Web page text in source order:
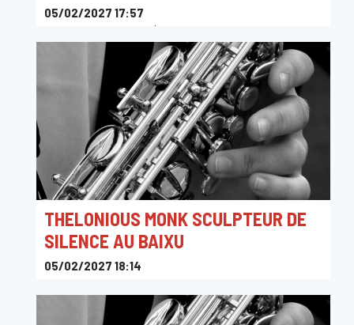
05/02/2027 17:57
Rue de la Gare 3, 5310 Éghezée
THELONIOUS MONK SCULPTEUR DE
SILENCE AU BAIXU
05/02/2027 18:14